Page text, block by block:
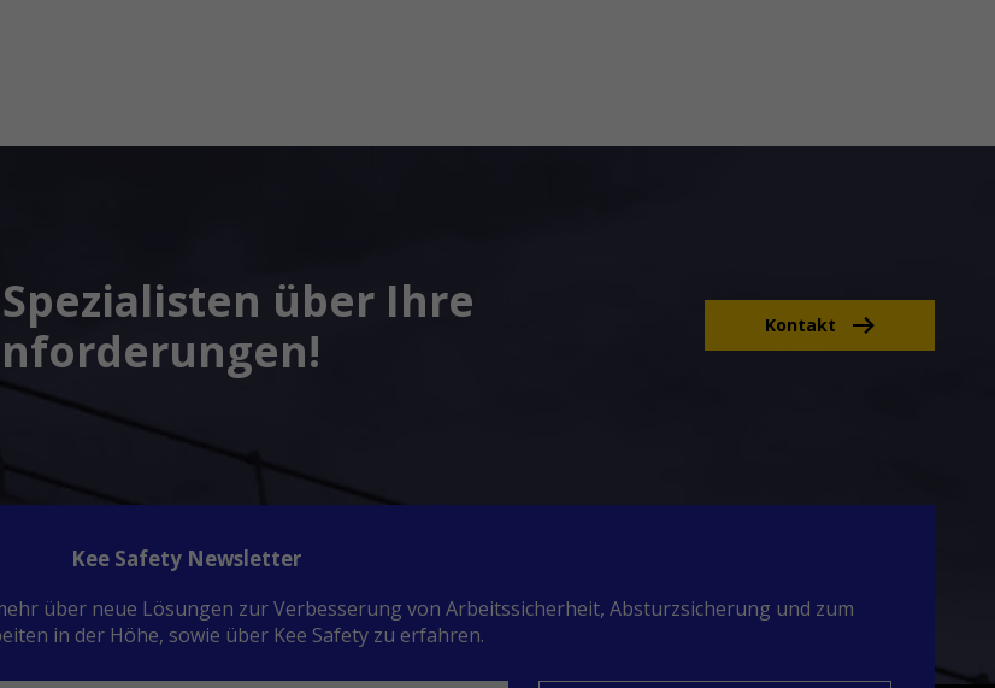
über Ihre
Kontakt
Kee Safety Newsletter
über neue Lösungen zur Verbesserung von Arbeitssicherheit, Absturzsicherung und zum
in der Höhe, sowie über Kee Safety zu erfahren.